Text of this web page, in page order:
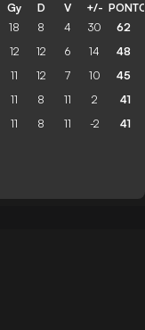
Gy D V +/-
18 8 4 30 62
12 12 6 14 48
11 12 7 10 45
11 8 11 2 41
11 8 11 -2 41